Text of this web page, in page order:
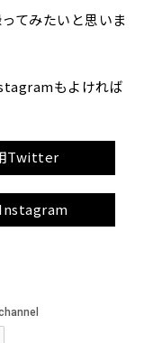
てみたいと思いま
もよければ
Twitter